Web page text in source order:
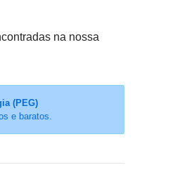
na nossa
(PEG)
e baratos.